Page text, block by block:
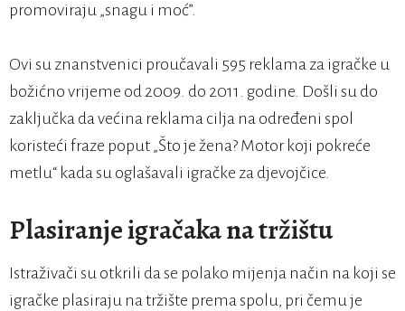
promoviraju „snagu i moć”.
Ovi su znanstvenici proučavali 595 reklama za igračke u
božićno vrijeme od 2009. do 2011. godine. Došli su do
zaključka da većina reklama cilja na određeni spol
koristeći fraze poput „Što je žena? Motor koji pokreće
metlu“ kada su oglašavali igračke za djevojčice.
Plasiranje igračaka na tržištu
Istraživači su otkrili da se polako mijenja način na koji se
igračke plasiraju na tržište prema spolu, pri čemu je